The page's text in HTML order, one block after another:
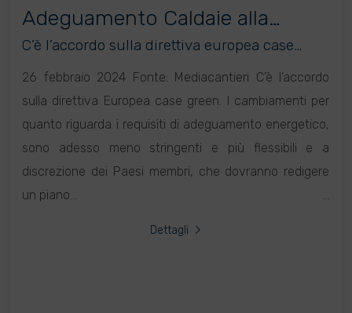
Adeguamento Caldaie alla
Normativa Europea
C’è l’accordo sulla direttiva europea case
26 febbraio 2024 Fonte: Mediacantieri C’è l’accordo
sulla direttiva Europea case green. I cambiamenti per
quanto riguarda i requisiti di adeguamento energetico,
sono adesso meno stringenti e più flessibili e a
discrezione dei Paesi membri, che dovranno redigere
un piano...
Dettagli